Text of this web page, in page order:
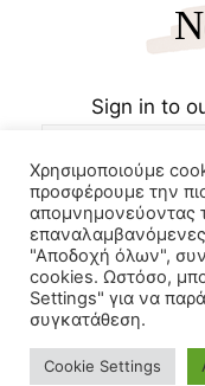
Sign in to
Χρησιμοποιούμε
προσφέρουμε την
απομνημονεύοντας
επαναλαμβανόμενες
"Αποδοχή όλων",
cookies. Ωστόσο,
Settings" για να
συγκατάθεση.
Cookie Settings